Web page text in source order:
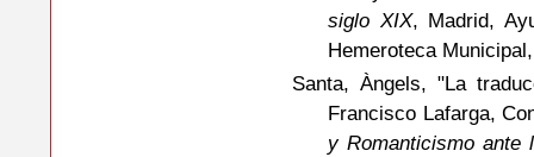
siglo XIX, Madrid,
Hemeroteca
Santa, Àngels, "La
Francisco Lafarga,
y Romanticismo ante